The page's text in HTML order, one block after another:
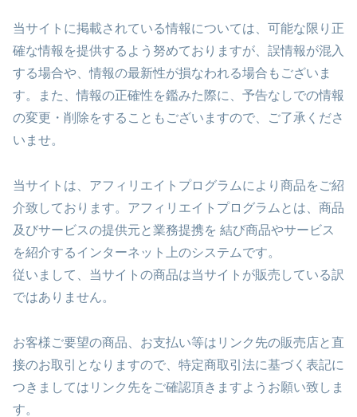
当サイトに掲載されている情報については、可能な限り正
確な情報を提供するよう努めておりますが、誤情報が混入
する場合や、情報の最新性が損なわれる場合もございま
す。また、情報の正確性を鑑みた際に、予告なしでの情報
の変更・削除をすることもございますので、ご了承くださ
いませ。
当サイトは、アフィリエイトプログラムにより商品をご紹
介致しております。アフィリエイトプログラムとは、商品
及びサービスの提供元と業務提携を 結び商品やサービス
を紹介するインターネット上のシステムです。
従いまして、当サイトの商品は当サイトが販売している訳
ではありません。
お客様ご要望の商品、お支払い等はリンク先の販売店と直
接のお取引となりますので、特定商取引法に基づく表記に
つきましてはリンク先をご確認頂きますようお願い致しま
す。